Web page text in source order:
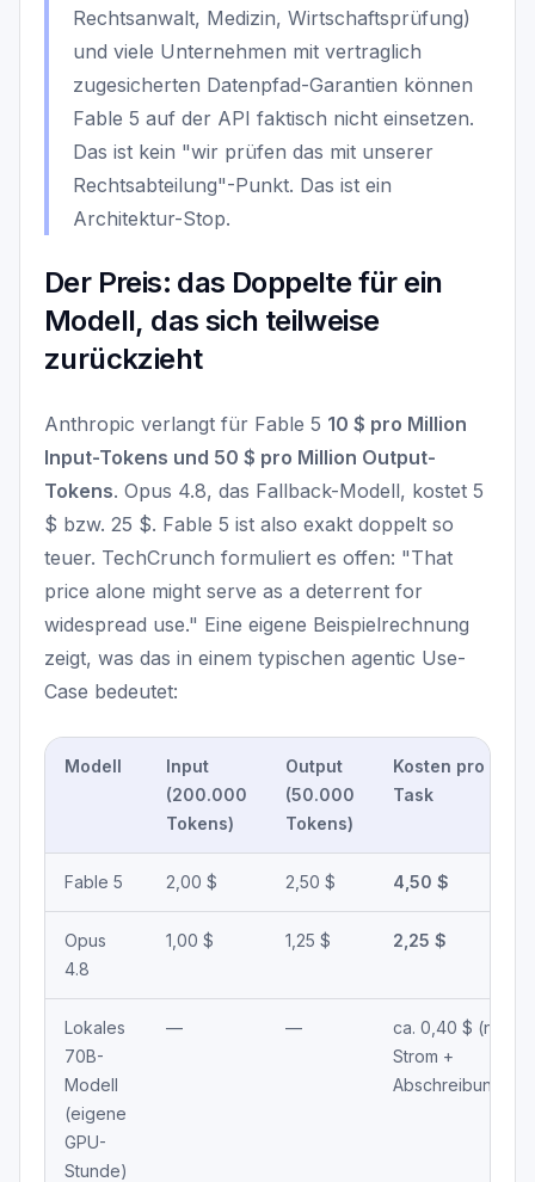
Rechtsanwalt, Medizin, Wirtschaftsprüfung)
und viele Unternehmen mit vertraglich
zugesicherten Datenpfad-Garantien können
Fable 5 auf der API faktisch nicht einsetzen.
Das ist kein "wir prüfen das mit unserer
Rechtsabteilung"-Punkt. Das ist ein
Architektur-Stop.
Der Preis: das Doppelte für ein
Modell, das sich teilweise
zurückzieht
Anthropic verlangt für Fable 5 10 $ pro Million
Input-Tokens und 50 $ pro Million Output-
Tokens. Opus 4.8, das Fallback-Modell, kostet 5
$ bzw. 25 $. Fable 5 ist also exakt doppelt so
teuer. TechCrunch formuliert es offen: "That
price alone might serve as a deterrent for
widespread use." Eine eigene Beispielrechnung
zeigt, was das in einem typischen agentic Use-
Case bedeutet:
Modell
Input
(200.000
Tokens)
Output
(50.000
Tokens)
Kosten pro
Task
Fable 5 2,00 $ 2,50 $ 4,50 $
Opus
4.8
1,00 $ 1,25 $ 2,25 $
Lokales
70B-
Modell
(eigene
GPU-
Stunde)
— —
ca. 0,40 $ (nur
Strom +
Abschreibung)